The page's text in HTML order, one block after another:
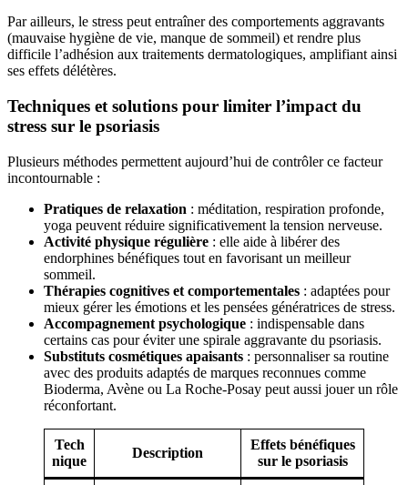
Par ailleurs, le stress peut entraîner des comportements aggravants
(mauvaise hygiène de vie, manque de sommeil) et rendre plus
difficile l’adhésion aux traitements dermatologiques, amplifiant ainsi
ses effets délétères.
Techniques et solutions pour limiter l’impact du
stress sur le psoriasis
Plusieurs méthodes permettent aujourd’hui de contrôler ce facteur
incontournable :
Pratiques de relaxation : méditation, respiration profonde,
yoga peuvent réduire significativement la tension nerveuse.
Activité physique régulière : elle aide à libérer des
endorphines bénéfiques tout en favorisant un meilleur
sommeil.
Thérapies cognitives et comportementales : adaptées pour
mieux gérer les émotions et les pensées génératrices de stress.
Accompagnement psychologique : indispensable dans
certains cas pour éviter une spirale aggravante du psoriasis.
Substituts cosmétiques apaisants : personnaliser sa routine
avec des produits adaptés de marques reconnues comme
Bioderma, Avène ou La Roche-Posay peut aussi jouer un rôle
réconfortant.
Tech
nique
Description
Effets bénéfiques
sur le psoriasis